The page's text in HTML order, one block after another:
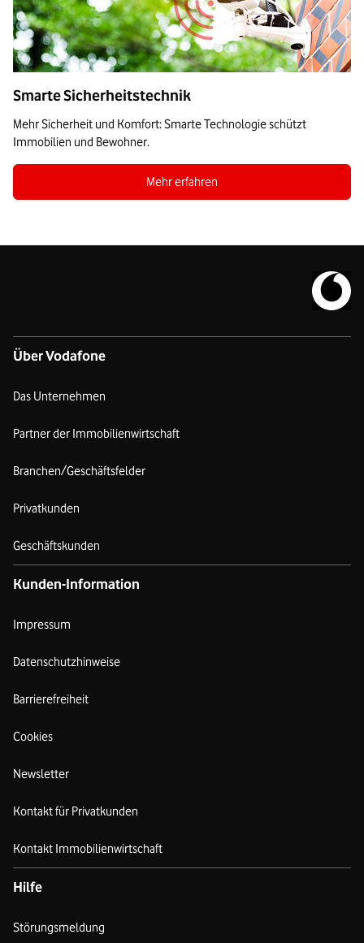
Smarte Sicherheitstechnik
Mehr Sicherheit und Komfort: Smarte Technologie schützt
Immobilien und Bewohner.
Zum Blogbeitrag Smarte
Mehr erfahren
Zur
Über Vodafone
Das Unternehmen
Partner der Immobilienwirtschaft
Branchen/Geschäftsfelder
Privatkunden
Geschäftskunden
Kunden-Information
Impressum
Datenschutzhinweise
Barrierefreiheit
Cookies
Newsletter
Kontakt für Privatkunden
Kontakt Immobilienwirtschaft
Hilfe
Störungsmeldung